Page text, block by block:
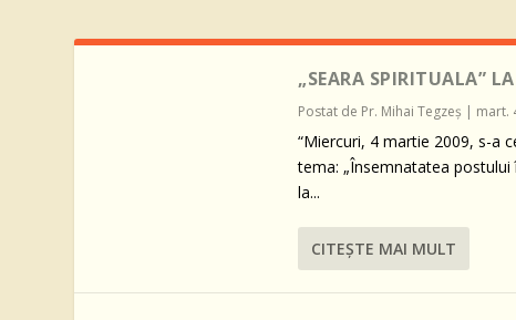
„SEARA SPIRITUALA”
Postat de Pr. Mihai Tegzeş | mart.
“Miercuri, 4 martie 2009, s-a
tema: „Însemnatatea postului
la...
CITEŞTE MAI MULT